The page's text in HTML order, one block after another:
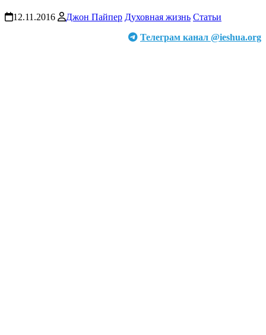
12.11.2016 Джон Пайпер Духовная жизнь Статьи
Телеграм канал @ieshua.org